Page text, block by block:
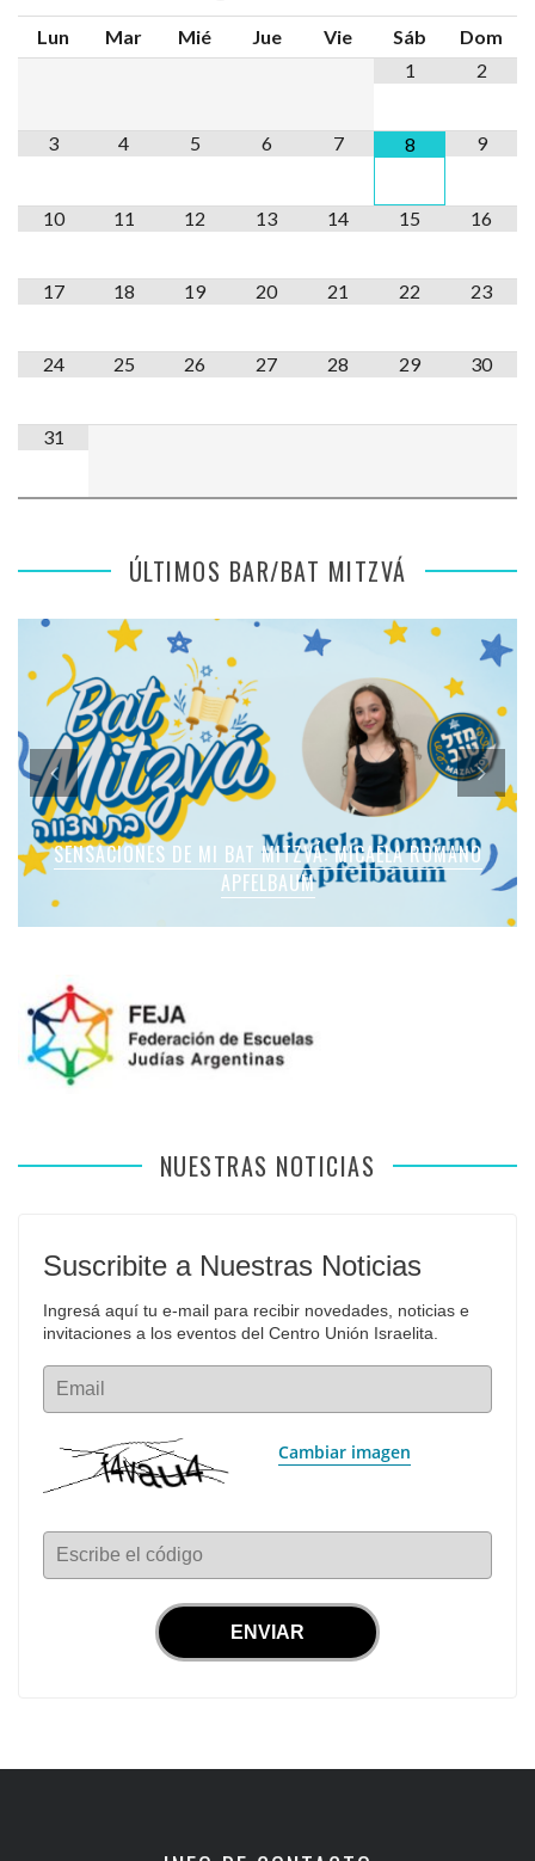
Lun Mar Mié Jue Vie Sáb
Dom
1
2
3 4 5 6 7 8 9
10 11 12 13 14 15 16
17 18 19 20 21 22 23
24 25 26 27 28 29 30
31
ÚLTIMOS BAR/BAT MITZVÁ
SENSACIONES DE MI BAT MITZVÁ: MICAELA YAEL HECKER
SENSACIONES DE MI BAT MITZVÁ: MARTINA SOL LEVY
SENSACIONES DE MI BAT MITZVÁ: MICAELA ROMANO
APFELBAUM
SENSACIONES DE MI BAT MITZVÁ: VIOLETA LIEBMAN
SENSACIONES EN MI BAR MITZVÁ: VITALI GUIDA
NUESTRAS NOTICIAS
Suscribite a Nuestras Noticias
Ingresá aquí tu e-mail para recibir novedades, noticias e
invitaciones a los eventos del Centro Unión Israelita.
Email
Cambiar imagen
Escribe el código